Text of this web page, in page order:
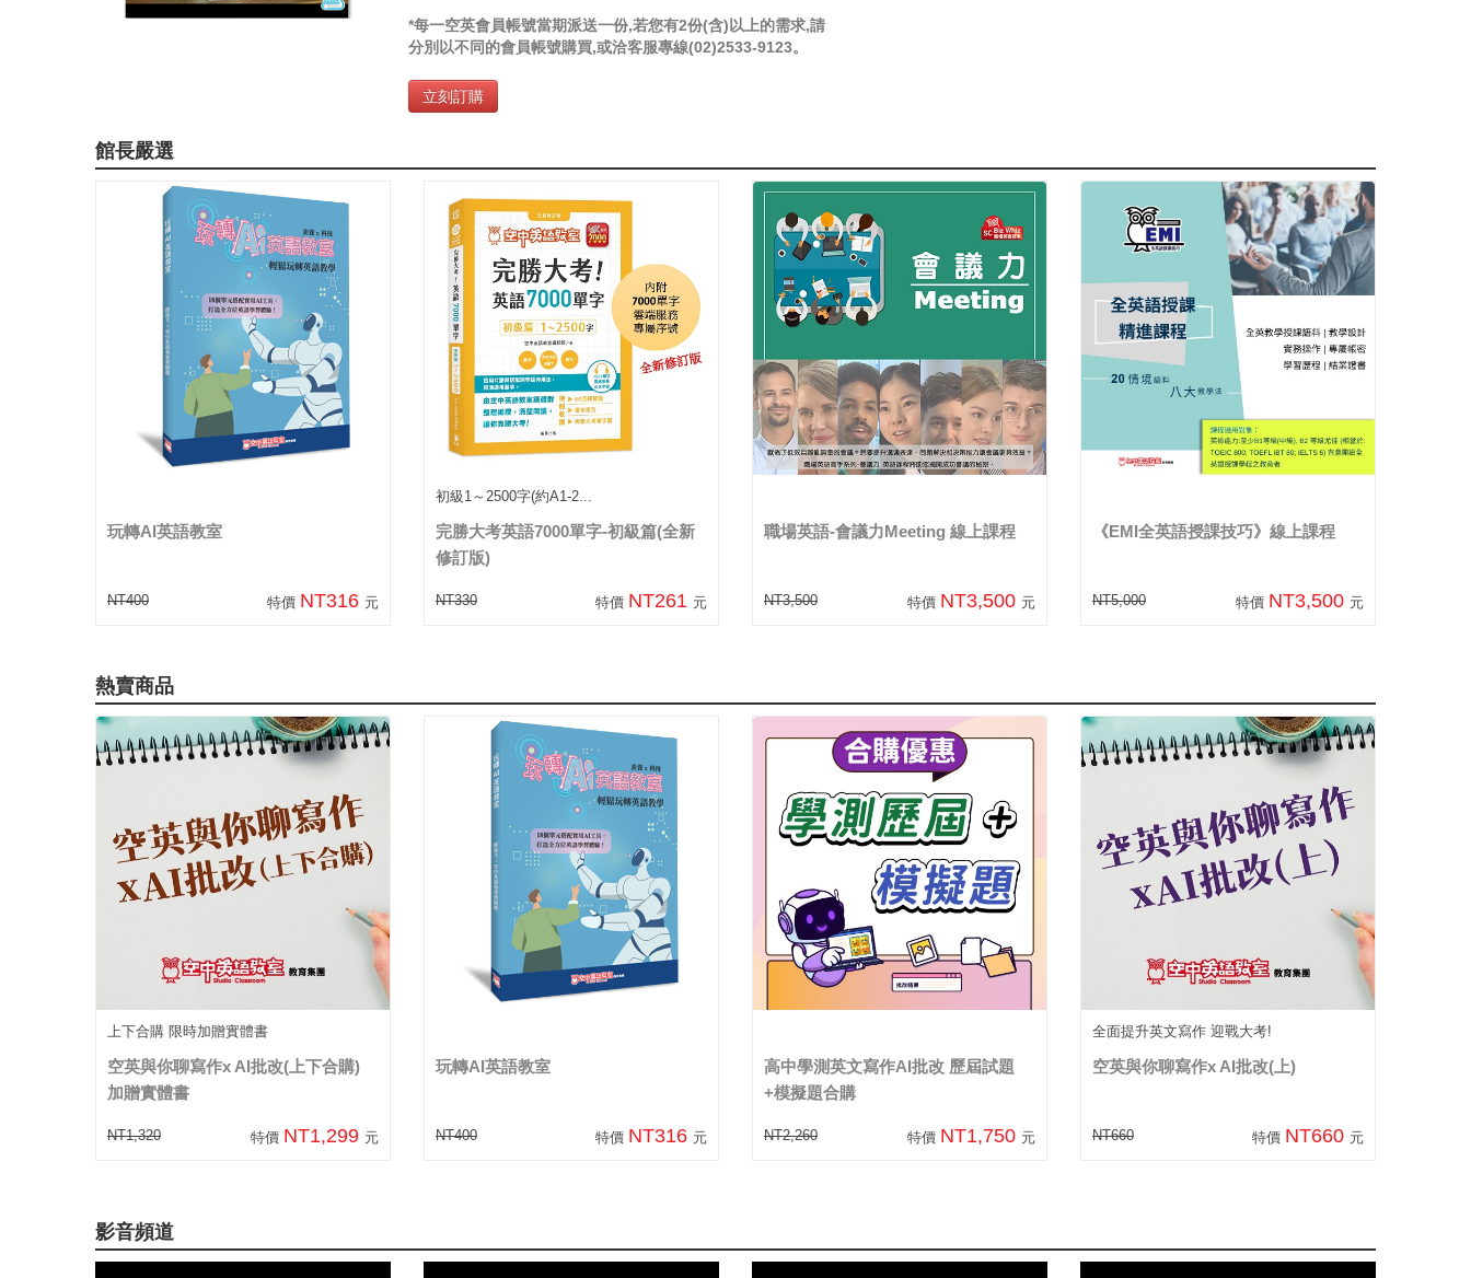
*每一空英會員帳號當期派送一份,若您有2份(含)以上的需求,請
分別以不同的會員帳號購買,或洽客服專線(02)2533-9123。
立刻訂購
館長嚴選
玩轉AI英語教室
NT400 特價 NT316 元
初級1～2500字(約A1-2...
完勝大考英語7000單字-初級篇(全新
修訂版)
NT330 特價 NT261 元
職場英語-會議力Meeting 線上課程
NT3,500 特價 NT3,500 元
《EMI全英語授課技巧》線上課程
NT5,000 特價 NT3,500 元
熱賣商品
上下合購 限時加贈實體書
空英與你聊寫作x AI批改(上下合購)
加贈實體書
NT1,320 特價 NT1,299 元
玩轉AI英語教室
NT400 特價 NT316 元
高中學測英文寫作AI批改 歷屆試題
+模擬題合購
NT2,260 特價 NT1,750 元
全面提升英文寫作 迎戰大考!
空英與你聊寫作x AI批改(上)
NT660 特價 NT660 元
影音頻道